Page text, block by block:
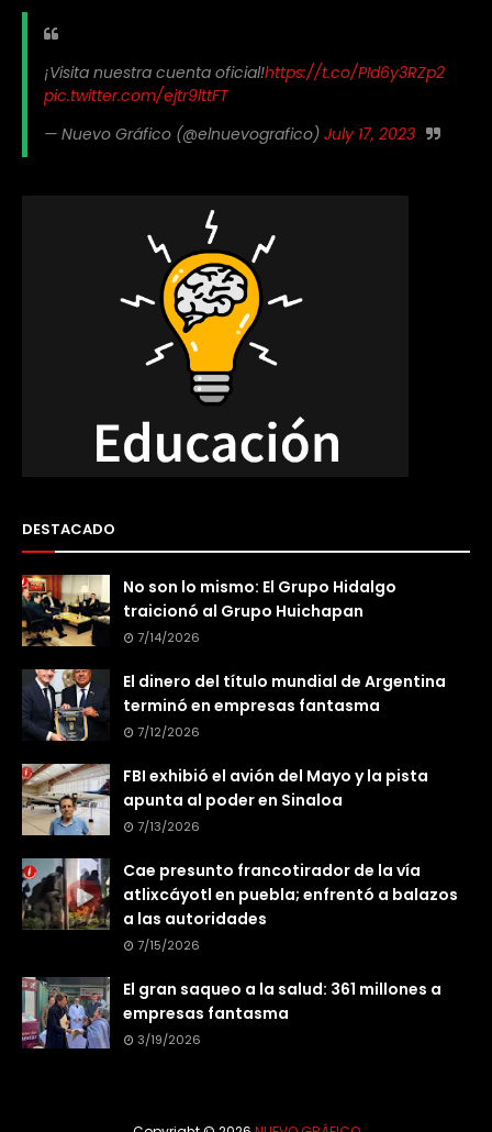
¡Visita nuestra cuenta oficial!https://t.co/PId6y3RZp2
pic.twitter.com/ejtr9lttFT
— Nuevo Gráfico (@elnuevografico) July 17, 2023
DESTACADO
No son lo mismo: El Grupo Hidalgo
traicionó al Grupo Huichapan
7/14/2026
El dinero del título mundial de Argentina
terminó en empresas fantasma
7/12/2026
FBI exhibió el avión del Mayo y la pista
apunta al poder en Sinaloa
7/13/2026
Cae presunto francotirador de la vía
atlixcáyotl en puebla; enfrentó a balazos
a las autoridades
7/15/2026
El gran saqueo a la salud: 361 millones a
empresas fantasma
3/19/2026